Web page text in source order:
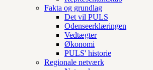
Fakta og grundlag
Det vil PULS
Odenseerklæringen
Vedtægter
Økonomi
PULS' historie
Regionale netværk